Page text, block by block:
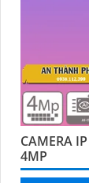
CAMERA
4MP